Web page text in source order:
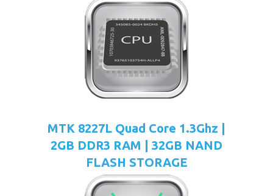
MTK 8227L Quad Core 1.3Ghz |
2GB DDR3 RAM | 32GB NAND
FLASH STORAGE